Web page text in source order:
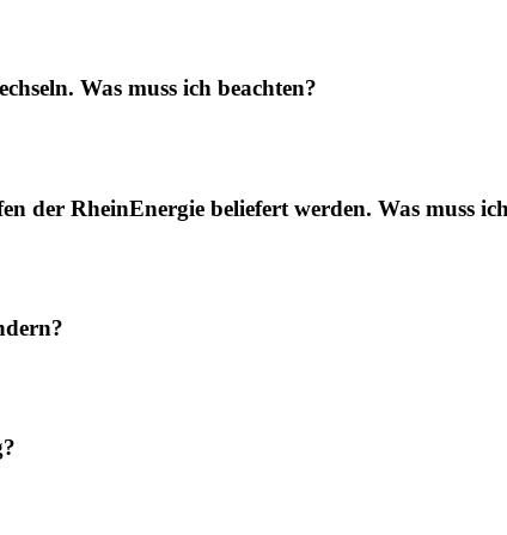
Was muss ich beachten?
der RheinEnergie beliefert werden. Was muss